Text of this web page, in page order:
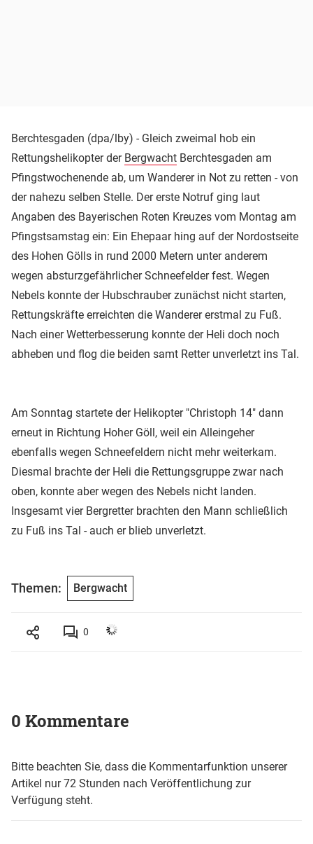
Berchtesgaden (dpa/lby) - Gleich zweimal hob ein
Rettungshelikopter der Bergwacht Berchtesgaden am
Pfingstwochenende ab, um Wanderer in Not zu retten - von
der nahezu selben Stelle. Der erste Notruf ging laut
Angaben des Bayerischen Roten Kreuzes vom Montag am
Pfingstsamstag ein: Ein Ehepaar hing auf der Nordostseite
des Hohen Gölls in rund 2000 Metern unter anderem
wegen absturzgefährlicher Schneefelder fest. Wegen
Nebels konnte der Hubschrauber zunächst nicht starten,
Rettungskräfte erreichten die Wanderer erstmal zu Fuß.
Nach einer Wetterbesserung konnte der Heli doch noch
abheben und flog die beiden samt Retter unverletzt ins Tal.
Am Sonntag startete der Helikopter "Christoph 14" dann
erneut in Richtung Hoher Göll, weil ein Alleingeher
ebenfalls wegen Schneefeldern nicht mehr weiterkam.
Diesmal brachte der Heli die Rettungsgruppe zwar nach
oben, konnte aber wegen des Nebels nicht landen.
Insgesamt vier Bergretter brachten den Mann schließlich
zu Fuß ins Tal - auch er blieb unverletzt.
Themen: Bergwacht
0
0 Kommentare
Bitte beachten Sie, dass die Kommentarfunktion unserer
Artikel nur 72 Stunden nach Veröffentlichung zur
Verfügung steht.